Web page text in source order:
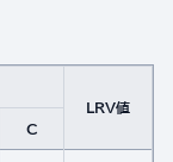
LRV値
C